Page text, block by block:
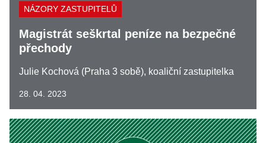
NÁZORY ZASTUPITELŮ
Magistrát seškrtal peníze na bezpečné
přechody
Julie Kochová (Praha 3 sobě), koaliční zastupitelka
28. 04. 2023